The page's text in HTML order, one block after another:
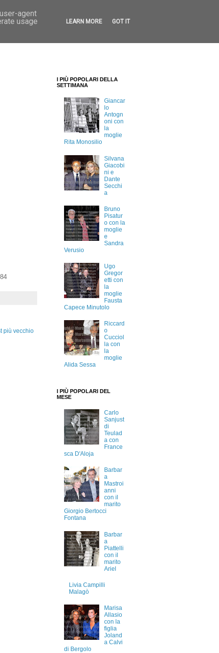
più vecchio
I PIÙ POPOLARI DELLA
SETTIMANA
Giancar
lo
Antogn
oni con
la
moglie
Rita Monosilio
Silvana
Giacobi
ni e
Dante
Secchi
a
Bruno
Pisatur
o con la
moglie
e
Sandra
Verusio
Ugo
Gregor
etti con
la
moglie
Fausta
Capece Minutolo
Riccard
o
Cucciol
la con
la
moglie
Alida Sessa
I PIÙ POPOLARI DEL
MESE
Carlo
Sanjust
di
Teulad
a con
France
sca D'Aloja
Barbar
a
Mastroi
anni
con il
marito
Giorgio Bertocci
Fontana
Barbar
a
Piattelli
con il
marito
Ariel
Livia Campilli
Malagò
Marisa
Allasio
con la
figlia
Joland
a Calvi
di Bergolo
agent
usage
LEARN MORE GOT IT